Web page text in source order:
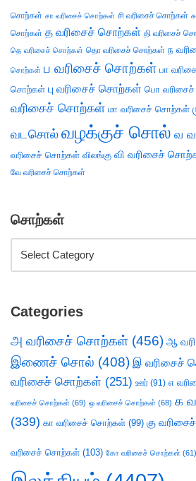
சொற்கள் சா வரிசைச் சொற்கள் சி வரிசைச் சொற்கள்
சொற்கள் த வரிசைச் சொற்கள் தி வரிசைச்
தெ வரிசைச் சொற்கள் தொ வரிசைச் சொற்கள் ந
சொற்கள் ப வரிசைச் சொற்கள் பா
சொற்கள் பு வரிசைச் சொற்கள் பொ
வரிசைச் சொற்கள் மா வரிசைச் சொற்கள்
வடசொல் வழக்குச் சொல் வ
வரிசைச் சொற்கள் விலங்கு வி வரிசைச்
வே வரிசைச் சொற்கள்
சொற்கள்
Categories
அ வரிசைச் சொற்கள் (456) ஆ
இணைச் சொல் (408) இ வரிசைச்
வரிசைச் சொற்கள் (251) ஊர் (91) எ
வரிசைச் சொற்கள் (69) ஒ வரிசைச் சொற்கள் (68) க
(339) கா வரிசைச் சொற்கள் (99) கு
வரிசைச் சொற்கள் (103) கோ வரிசைச் சொற்கள் (61)